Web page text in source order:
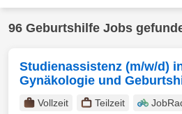
96 Geburtshilfe Jobs
Studienassistenz (m/w/d)
Gynäkologie und
Vollzeit Teilzeit